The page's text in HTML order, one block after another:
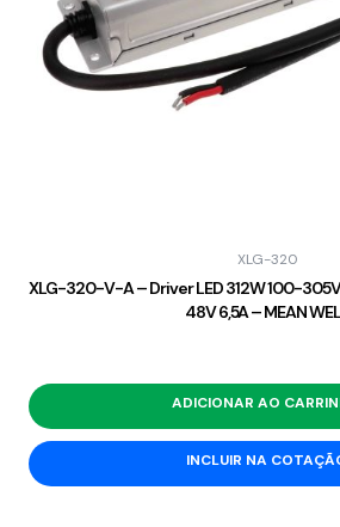
XLG-320
XLG-320-V-A – Driver LED 312W 100-
48V 6,5A – MEAN
ADICIONAR AO
INCLUIR NA